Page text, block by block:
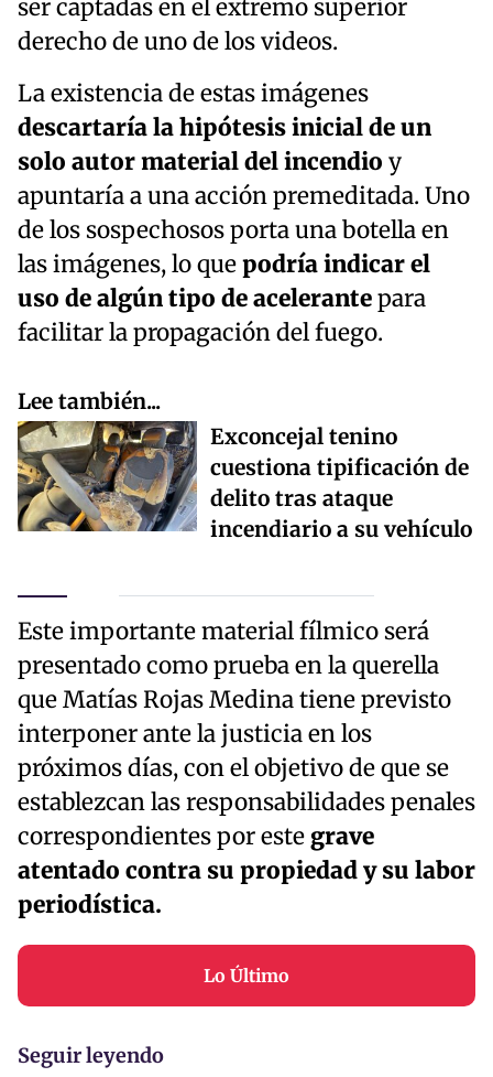
ser captadas en el extremo superior
derecho de uno de los videos.
La existencia de estas imágenes
descartaría la hipótesis inicial de un
solo autor material del incendio y
apuntaría a una acción premeditada. Uno
de los sospechosos porta una botella en
las imágenes, lo quepodría indicar el
uso de algún tipo de acelerantepara
facilitar la propagación del fuego.
Lee también...
Exconcejal tenino
cuestiona tipificación de
delito tras ataque
incendiario a su vehículo
Este importante material fílmico será
presentado como prueba en la querella
que Matías Rojas Medina tiene previsto
interponer ante la justicia en los
próximos días, con el objetivo de que se
establezcan las responsabilidades penales
correspondientes por este grave
atentado contra su propiedad y su labor
periodística.
Lo Último
Seguir leyendo